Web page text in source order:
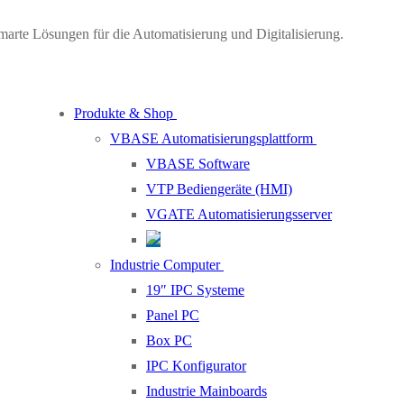
Lösungen für die Automatisierung und Digitalisierung.
Produkte & Shop
VBASE Automatisierungsplattform
VBASE Software
VTP Bediengeräte (HMI)
VGATE Automatisierungsserver
Industrie Computer
19″ IPC Systeme
Panel PC
Box PC
IPC Konfigurator
Industrie Mainboards